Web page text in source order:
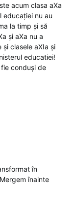
acum clasa aXa
educației nu au
la timp și să
și aXa nu a
clasele aXIa și
educatiei!
conduși de
în
înainte